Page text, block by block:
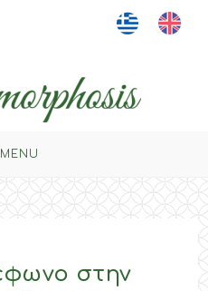
MENU
στην